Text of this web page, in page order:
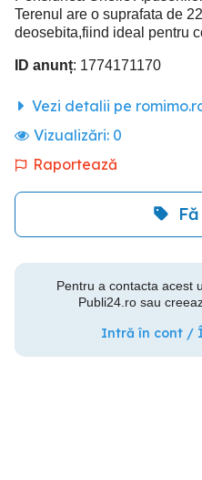
Terenul are o suprafata de
deosebita,fiind ideal pentru
ID anunț: 1774171170
Vezi detalii pe
Vizualizări: 0
Raportează
Pentru a contacta acest
Publi24.ro sau
Intră în cont /